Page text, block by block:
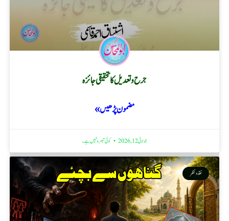
جرح و تعدیل کا تحقیقی جائزہ
مضمون پڑھیں »
جولائی 12, 2026 کوئی تبصرہ نہیں ہے۔
نقد ونظر